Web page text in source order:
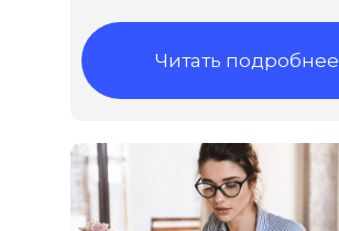
Читать подробнее